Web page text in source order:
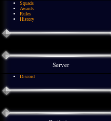
Squads
Awards
Rules
History
Server
Discord